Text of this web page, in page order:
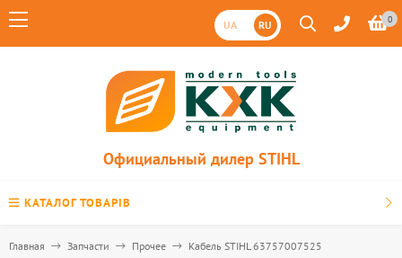
UA RU 0
Официальный дилер STIHL
КАТАЛОГ ТОВАРІВ
Главная Запчасти Прочее Кабель STIHL 63757007525